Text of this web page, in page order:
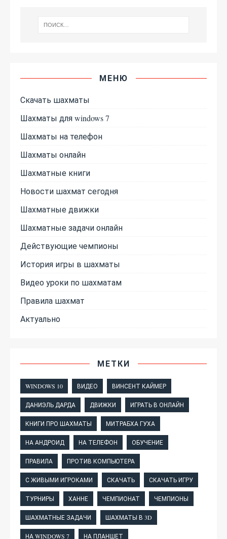
МЕНЮ
Скачать шахматы
Шахматы для windows 7
Шахматы на телефон
Шахматы онлайн
Шахматные книги
Новости шахмат сегодня
Шахматные движки
Шахматные задачи онлайн
Действующие чемпионы
История игры в шахматы
Видео уроки по шахматам
Правила шахмат
Актуально
МЕТКИ
WINDOWS 10 ВИДЕО ВИНСЕНТ КАЙМЕР
ДАНИЭЛЬ ДАРДА ДВИЖКИ ИГРАТЬ В ОНЛАЙН
КНИГИ ПРО ШАХМАТЫ МИТРАБХА ГУХА
НА АНДРОИД НА ТЕЛЕФОН ОБУЧЕНИЕ
ПРАВИЛА ПРОТИВ КОМПЬЮТЕРА
С ЖИВЫМИ ИГРОКАМИ СКАЧАТЬ СКАЧАТЬ ИГРУ
ТУРНИРЫ ХАННЕ ЧЕМПИОНАТ ЧЕМПИОНЫ
ШАХМАТНЫЕ ЗАДАЧИ ШАХМАТЫ В 3D
НА WINDOWS 7 НА ПЛАНШЕТ